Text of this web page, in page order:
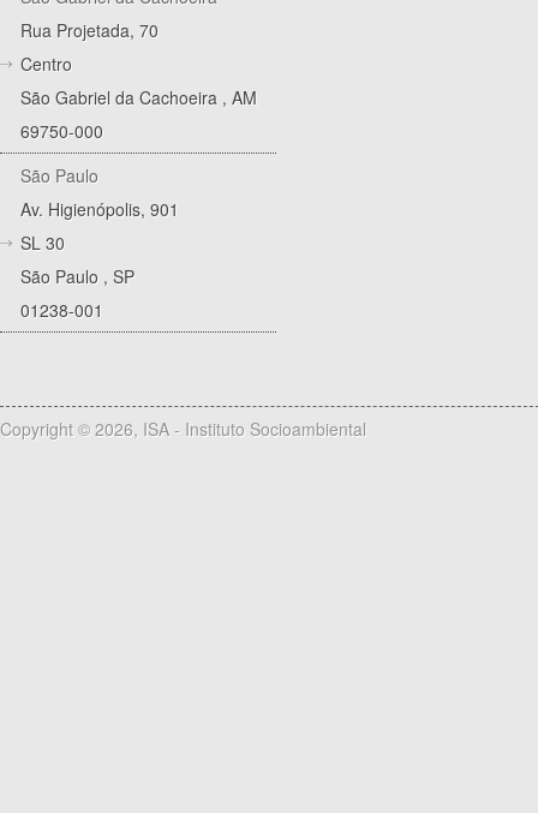
Rua Projetada, 70
Centro
São Gabriel da Cachoeira , AM
69750-000
São Paulo
Av. Higienópolis, 901
SL 30
São Paulo , SP
01238-001
Copyright © 2026, ISA - Instituto Socioambiental